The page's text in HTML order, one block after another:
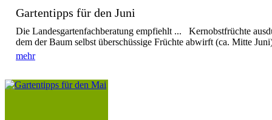
Gartentipps für den Juni
Die Landesgartenfachberatung empfiehlt ... Kernobstfrüchte
dem der Baum selbst überschüssige Früchte abwirft (ca. Mitte
mehr